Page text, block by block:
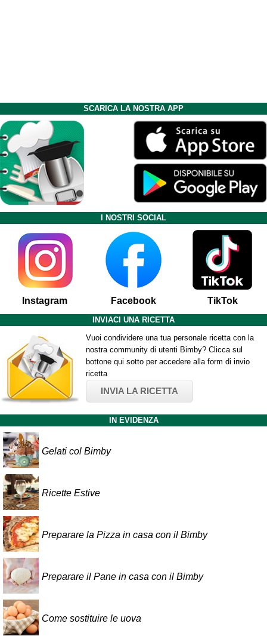
SCARICA LA NOSTRA APP
I NOSTRI SOCIAL
Instagram Facebook TikTok
INVIACI UNA RICETTA
Vuoi condividere una tua personale ricetta con la
nostra community di utenti Bimby? Clicca sul
bottone qui sotto per accedere alla form di invio
ricetta
INVIA LA RICETTA
IN EVIDENZA
Gelati col Bimby
Ricette Estive
Preparare la Pizza in casa con il Bimby
Preparare il Pane in casa con il Bimby
Come sostituire le uova